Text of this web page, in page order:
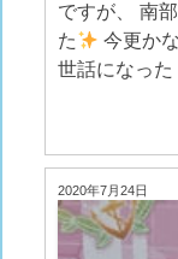
ですが、 南
た
今更か
世話になっ
2020年7月24日